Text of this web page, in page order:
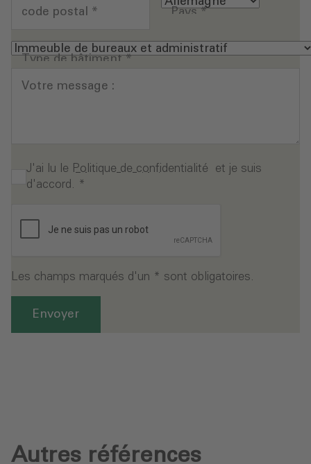
code postal * Pays*
Type de bâtiment*
Votre message :
J'ai lu le Politique de confidentialité et je suis
d'accord. *
Les champs marqués d'un * sont obligatoires.
Envoyer
Autres références